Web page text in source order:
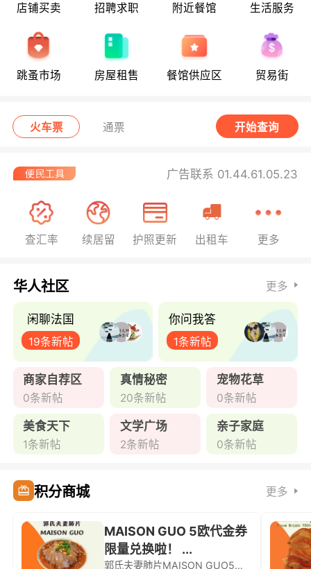
店铺买卖 招聘求职 附近餐馆 生活服务
跳蚤市场 房屋租售 餐馆供应区 贸易街
火车票 通票 开始查询
广告联系 01.44.61.05.23
查汇率 续居留 护照更新 出租车 更多
华人社区 更多
闲聊法国
19条新帖
你问我答
1条新帖
商家自荐区
0条新帖
真情秘密
20条新帖
宠物花草
0条新帖
美食天下
1条新帖
文学广场
2条新帖
亲子家庭
0条新帖
积分商城 更多
MAISON GUO 5欧代金券
限量兑换啦！ ...
郭氏夫妻肺片MAISON GUO5欧代金券限量兑换啦！